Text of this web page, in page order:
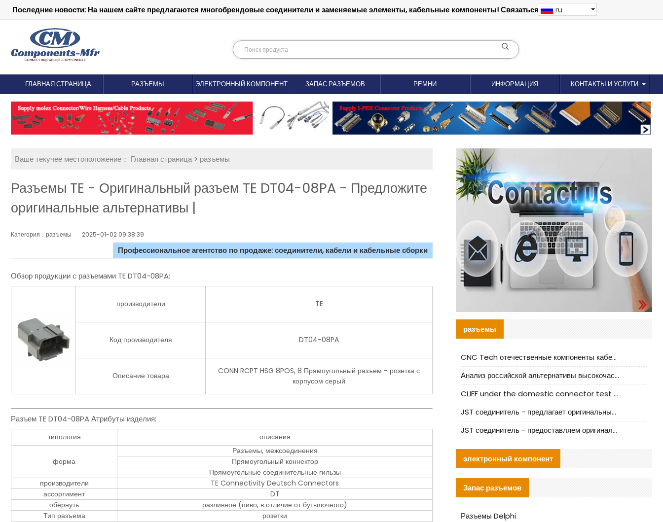
Последние новости: На нашем сайте предлагаются многобрендовые соединители и заменяемые элементы, кабельные компоненты! Связаться: 18012695035
ru
ГЛАВНАЯ СТРАНИЦА РАЗЪЕМЫ ЭЛЕКТРОННЫЙ КОМПОНЕНТ ЗАПАС РАЗЪЕМОВ РЕМНИ ИНФОРМАЦИЯ КОНТАКТЫ И УСЛУГИ
Ваше текучее местоположение： Главная страница> разъемы
Разъемы TE - Оригинальный разъем TE DT04-08PA - Предложите
оригинальные альтернативы |
Категория：разъемы 2025-01-02 09:38:39
Профессиональное агентство по продаже: соединители, кабели и кабельные сборки
Обзор продукции с разъемами TE DT04-08PA:
производители TE
Код производителя DT04-08PA
Описание товара
CONN RCPT HSG 8POS, 8 Прямоугольный разъем - розетка с
корпусом серый
Разъем TE DT04-08PA Атрибуты изделия:
типология описания
форма
Разъемы, межсоединения
Прямоугольный коннектор
Прямоугольные соединительные гильзы
производители
TE Connectivity Deutsch Connectors
ассортимент
DT
обернуть
разливное (пиво, в отличие от бутылочного)
Тип разъема
розетки
разъемы
CNC Tech отечественные компоненты кабельной арматуры оценка и руководство по производственному внедрению
Анализ российской альтернативы высокочастотных кабельных колодцев I-PEX
CLIFF under the domestic connector test standard update
JST соединитель - предлагает оригинальные и заменяющие JST NSHR-02V-S соединители
JST соединитель - предоставляем оригинальные JST GHR-09V-S соединители и их аналоги
электронный компонент
Запас разъемов
Разъемы Delphi